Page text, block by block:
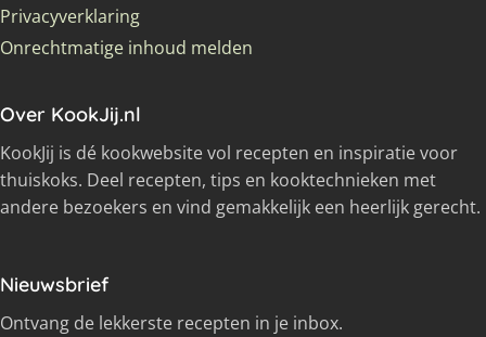
Privacyverklaring
Onrechtmatige inhoud melden
Over KookJij.nl
KookJij is dé kookwebsite vol recepten en inspiratie voor
thuiskoks. Deel recepten, tips en kooktechnieken met
andere bezoekers en vind gemakkelijk een heerlijk gerecht.
Nieuwsbrief
Ontvang de lekkerste recepten in je inbox.